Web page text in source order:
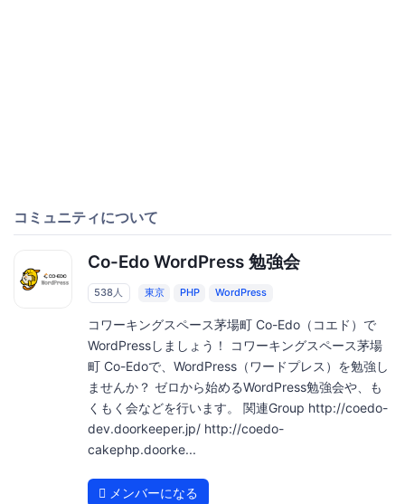
コミュニティについて
Co-Edo WordPress 勉強会
538人 東京 PHP WordPress
コワーキングスペース茅場町 Co-Edo（コエド）で
WordPressしましょう！ コワーキングスペース茅場
町 Co-Edoで、WordPress（ワードプレス）を勉強し
ませんか？ ゼロから始めるWordPress勉強会や、も
くもく会などを行います。 関連Group http://coedo-
dev.doorkeeper.jp/ http://coedo-
cakephp.doorke...
メンバーになる